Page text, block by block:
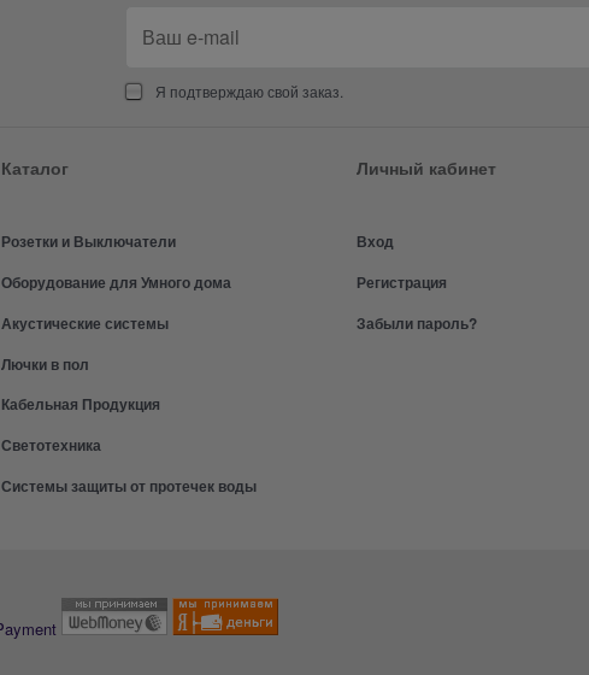
Я подтверждаю свой заказ.
Каталог
Розетки и Выключатели
Оборудование для Умного дома
Акустические системы
Лючки в пол
Кабельная Продукция
Светотехника
Системы защиты от протечек воды
Личный кабинет
Вход
Регистрация
Забыли пароль?